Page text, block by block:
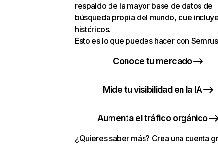
respaldo de la mayor base de datos de
búsqueda propia del mundo, que
históricos.
Esto es lo que puedes hacer con
Conoce tu mercado
Mide tu visibilidad en la IA
Aumenta el tráfico orgánico
¿Quieres saber más? Crea una cuenta